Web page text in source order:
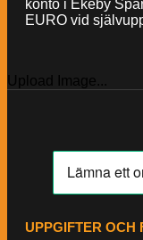
konto i Ekeby
EURO vid
Upload Image...
UPPGIFTER OCH